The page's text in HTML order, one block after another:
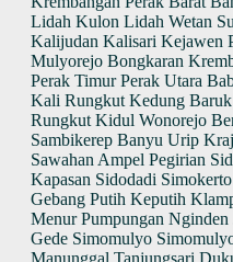
Lidah Kulon Lidah Wetan
Kalijudan Kalisari Kejawen
Mulyorejo Bongkaran
Perak Timur Perak Utara
Kali Rungkut Kedung
Rungkut Kidul Wonorejo
Sambikerep Banyu Urip
Sawahan Ampel Pegirian
Kapasan Sidodadi
Gebang Putih Keputih
Menur Pumpungan
Gede Simomulyo
Manunggal Tanjungsari